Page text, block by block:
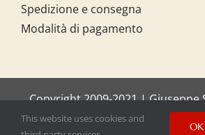
Spedizione e consegna
Modalità di pagamento
Copyright 2009-2021 | Giuseppe
SGNGPP61C20I158O
This website uses cookies and
OK